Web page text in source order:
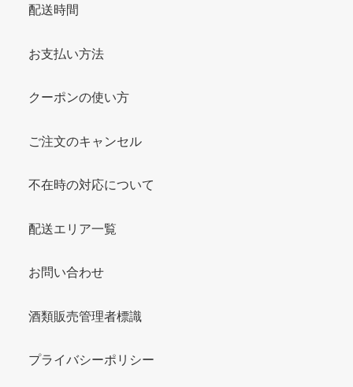
配送時間
お支払い方法
クーポンの使い方
ご注文のキャンセル
不在時の対応について
配送エリア一覧
お問い合わせ
酒類販売管理者標識
プライバシーポリシー